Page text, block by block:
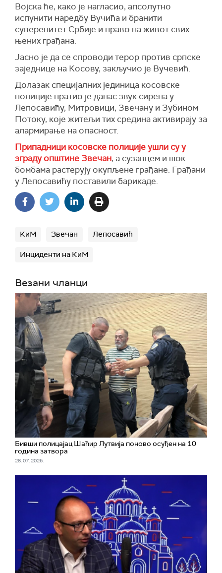
Војска ће, како је нагласио, апсолутно
испунити наредбу Вучића и бранити
суверенитет Србије и право на живот свих
њених грађана.
Јасно је да се спроводи терор против српске
заједнице на Косову, закључио је Вучевић.
Долазак специјалних јединица косовске
полиције пратио је данас звук сирена у
Лепосавићу, Митровици, Звечану и Зубином
Потоку, које житељи тих средина активирају за
алармирање на опасност.
Припадници косовске полиције ушли су у
зграду општине Звечан, а сузавцем и шок-
бомбама растерују окупљене грађане. Грађани
у Лепосавићу поставили барикаде.
КиМ Звечан Лепосавић
Инциденти на КиМ
Везани чланци
Бивши полицајац Шаћир Лутвија поново осуђен на 10
година затвора
28. 07. 2026.